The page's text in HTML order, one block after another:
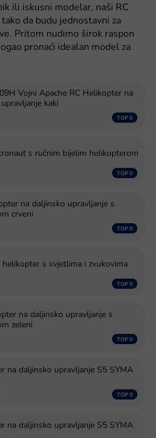
ili iskusni modelar, naši RC
da budu jednostavni za
Pritom nudimo širok raspon
pronaći idealan model za
Vojni Apache RC Helikopter na
kaki
s ručnim bijelim helikopterom
na daljinsko upravljanje s
crveni
helikopter s svjetlima i zvukovima
na daljinsko upravljanje s
zeleni
na daljinsko upravljanje S5 SYMA
na daljinsko upravljanje S5 SYMA